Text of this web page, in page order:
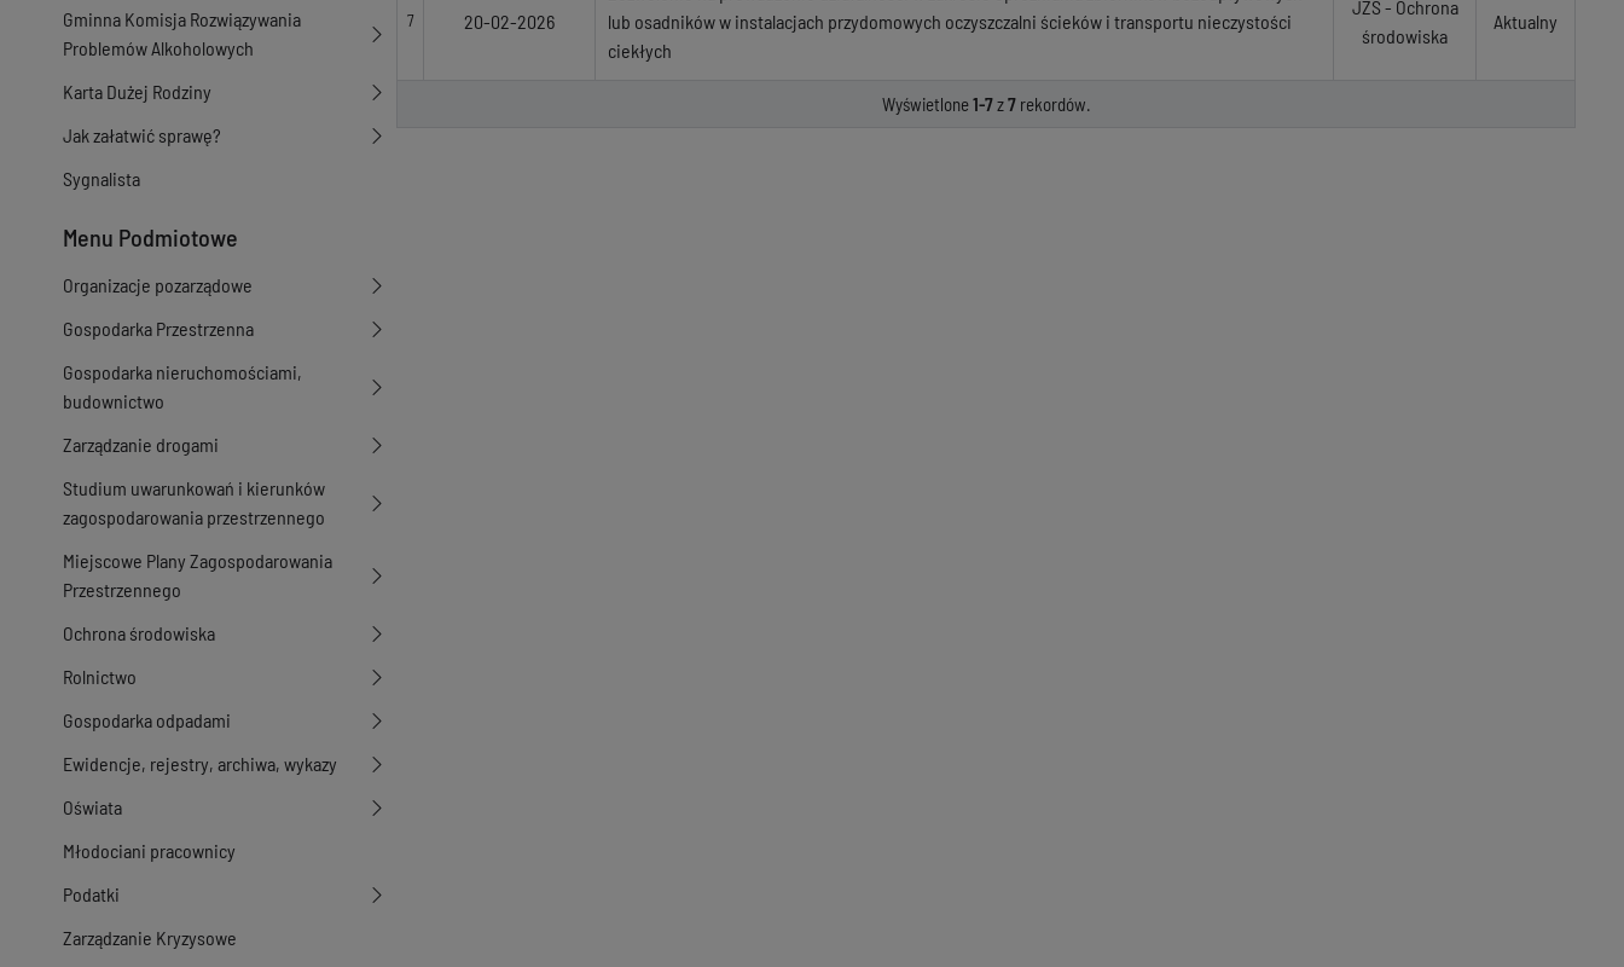
Gminna Komisja Rozwiązywania
Problemów Alkoholowych
Karta Dużej Rodziny
Jak załatwić sprawę?
Sygnalista
Menu Podmiotowe
Organizacje pozarządowe
Gospodarka Przestrzenna
Gospodarka nieruchomościami,
budownictwo
Zarządzanie drogami
Studium uwarunkowań i kierunków
zagospodarowania przestrzennego
Miejscowe Plany Zagospodarowania
Przestrzennego
Ochrona środowiska
Rolnictwo
Gospodarka odpadami
Ewidencje, rejestry, archiwa, wykazy
Oświata
Młodociani pracownicy
Podatki
Zarządzanie Kryzysowe
7 20-02-2026
lub osadników w instalacjach przydomowych oczyszczalni ścieków i transportu nieczystości
ciekłych
JZS - Ochrona
środowiska
Aktualny
Wyświetlone1-7z7rekordów.